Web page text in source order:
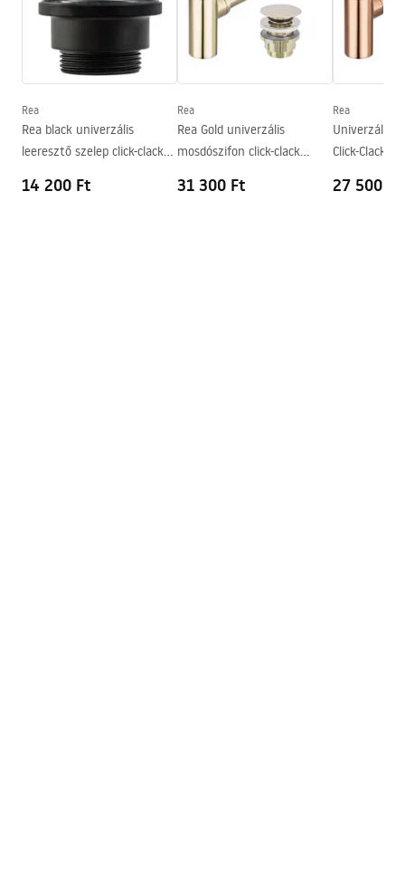
Szélesség
385
Magasság
Mélység
Forma
Csaptelep szerelési lyuk
Nem
Warranty_Terms_and_Conditions_Basins_-_5.pdf
Rea
Rea black univerzális
leeresztő szelep click-clack
14 200 Ft
Rea
Rea Gold univerzális
mosdószifon click-clack
31 300 Ft
Rea
Univerzális
Click-Clack
27 500 Ft